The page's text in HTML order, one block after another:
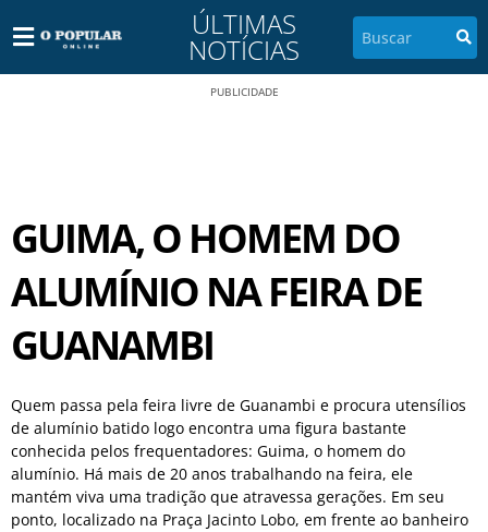
ÚLTIMAS
NOTÍCIAS
PUBLICIDADE
GUIMA, O HOMEM DO
ALUMÍNIO NA FEIRA DE
GUANAMBI
Quem passa pela feira livre de Guanambi e procura utensílios
de alumínio batido logo encontra uma figura bastante
conhecida pelos frequentadores: Guima, o homem do
alumínio. Há mais de 20 anos trabalhando na feira, ele
mantém viva uma tradição que atravessa gerações. Em seu
ponto, localizado na Praça Jacinto Lobo, em frente ao banheiro